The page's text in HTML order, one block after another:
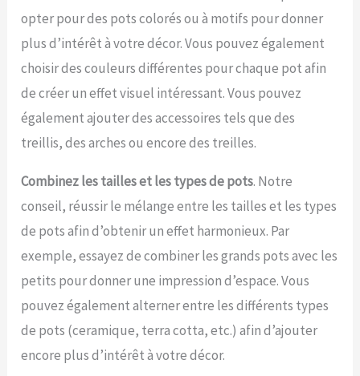
opter pour des pots colorés ou à motifs pour donner
plus d’intérêt à votre décor. Vous pouvez également
choisir des couleurs différentes pour chaque pot afin
de créer un effet visuel intéressant. Vous pouvez
également ajouter des accessoires tels que des
treillis, des arches ou encore des treilles.
Combinez les tailles et les types de pots. Notre
conseil, réussir le mélange entre les tailles et les types
de pots afin d’obtenir un effet harmonieux. Par
exemple, essayez de combiner les grands pots avec les
petits pour donner une impression d’espace. Vous
pouvez également alterner entre les différents types
de pots (ceramique, terra cotta, etc.) afin d’ajouter
encore plus d’intérêt à votre décor.